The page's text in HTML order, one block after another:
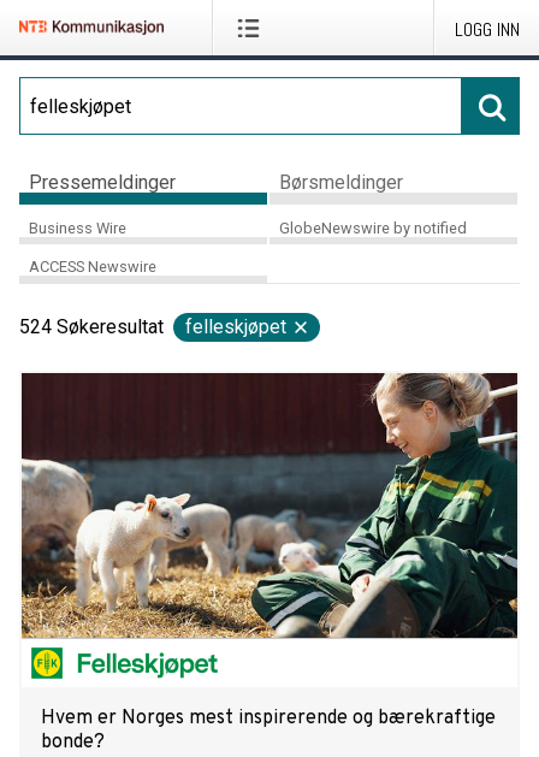
LOGG INN
Pressemeldinger Børsmeldinger
Business Wire GlobeNewswire by notified
ACCESS Newswire
524 Søkeresultat felleskjøpet
Hvem er Norges mest inspirerende og bærekraftige
bonde?